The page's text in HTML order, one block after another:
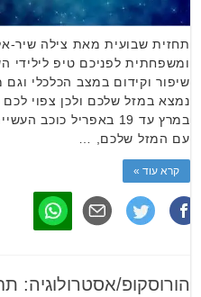
תחזית שבועית מאת צילה שיר-אל
ומשפחתית לפניכם טיפ לילידי
שיפור וקידום במצב הכלכלי וגם
במרץ עד 19 באפריל
עם המזל שלכם, …
קרא עוד »